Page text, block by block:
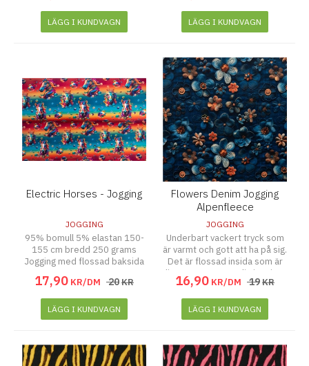
LÄGG I KUNDVAGN LÄGG I KUNDVAGN
Electric Horses - Jogging
JOGGING
95% bomull 5% elastan 150-
155 cm bredd 250 grams
Jogging med flossad baksida
17,90 KR/DM 20KR
LÄGG I KUNDVAGN
Flowers Denim Jogging
Alpenfleece
JOGGING
Underbart vackert tryck som
är varmt och gott att ha på sig.
Det är flossad insida som är
lite varmare än vanlig jogging.
16,90 KR/DM 19KR
LÄGG I KUNDVAGN